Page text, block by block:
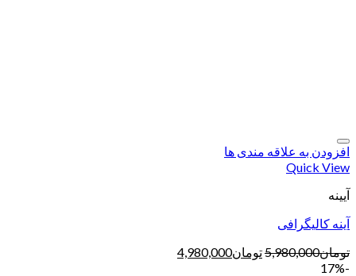
افزودن به علاقه مندی ها
Quick View
آیینه
آینه کالیگرافی
تومان5,980,000تومان4,980,000
-17%